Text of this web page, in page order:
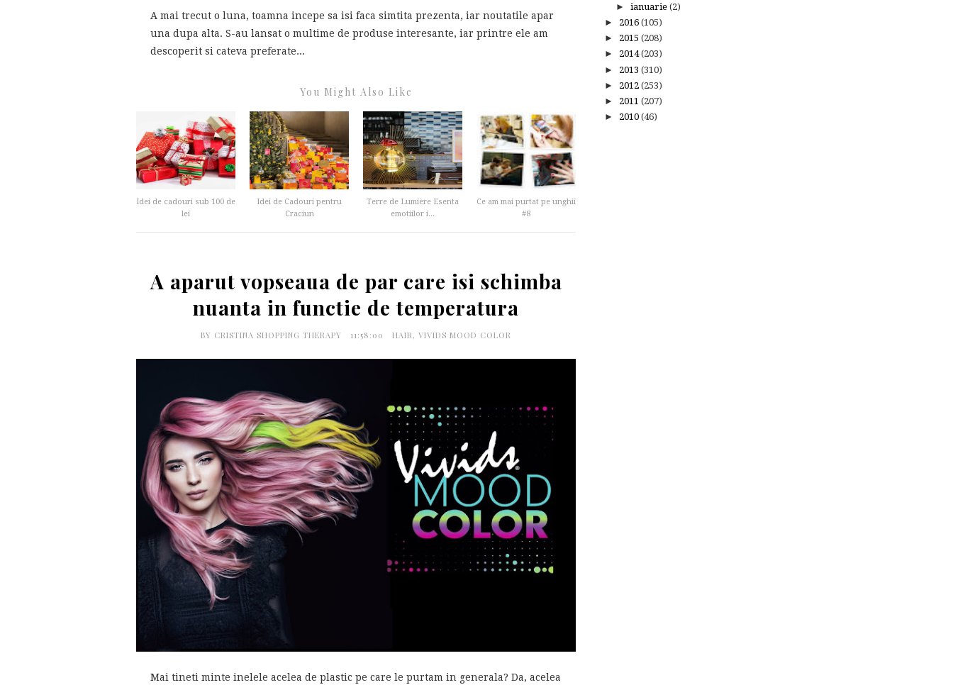
A mai trecut o luna, toamna incepe sa isi faca simtita prezenta, iar noutatile apar
una dupa alta. S-au lansat o multime de produse interesante, iar printre ele am
descoperit si cateva preferate...
You Might Also Like
Idei de cadouri sub 100 de
lei
Idei de Cadouri pentru
Craciun
Terre de Lumière Esenta
emotiilor i...
Ce am mai purtat pe unghii
#8
A aparut vopseaua de par care isi schimba
nuanta in functie de temperatura
BY CRISTINA SHOPPING THERAPY 11:58:00 HAIR, VIVIDS MOOD COLOR
Mai tineti minte inelele acelea de plastic pe care le purtam in generala? Da, acelea
► ianuarie (2)
► 2016 (105)
► 2015 (208)
► 2014(203)
► 2013 (310)
► 2012 (253)
► 2011 (207)
► 2010 (46)